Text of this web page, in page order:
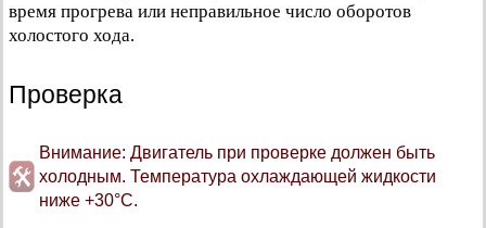
время прогрева или неправильное число оборотов
холостого хода.
Проверка
Внимание: Двигатель при проверке должен быть
холодным. Температура охлаждающей жидкости
ниже +30°C.